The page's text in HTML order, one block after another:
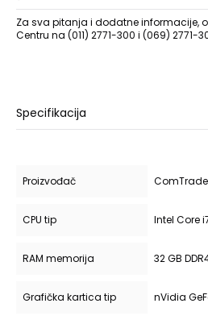
Za sva pitanja i dodatne informacije,
Centru na (011) 2771-300 i (069) 2771-
Specifikacija
Proizvođač ComTrade
CPU tip Intel Core
RAM memorija 32 GB
Grafička kartica tip nVidia